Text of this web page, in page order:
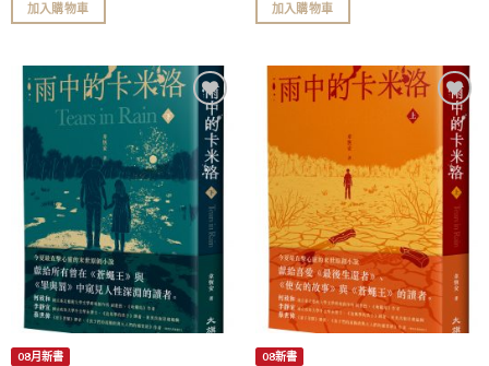
加入購物車 加入購物車
加入
「願
望清
單」
08月新書
加入
「願
望清
單」
08新書